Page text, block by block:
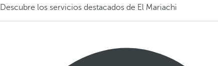
Descubre los servicios destacados de El Mariachi